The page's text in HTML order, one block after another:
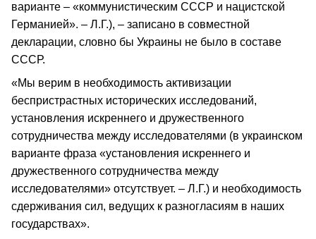
варианте – «коммунистическим СССР и нацистской
Германией». – Л.Г.), – записано в совместной
декларации, словно бы Украины не было в составе
СССР.
«Мы верим в необходимость активизации
беспристрастных исторических исследований,
установления искреннего и дружественного
сотрудничества между исследователями (в украинском
варианте фраза «установления искреннего и
дружественного сотрудничества между
исследователями» отсутствует. – Л.Г.) и необходимость
сдерживания сил, ведущих к разногласиям в наших
государствах».